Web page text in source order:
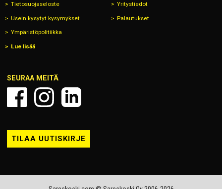
Tietosuojaseloste Yritystiedot
Usein kysytyt kysymykset Palautukset
Ympäristöpolitiikka
Lue lisää
SEURAA MEITÄ
TILAA UUTISKIRJE